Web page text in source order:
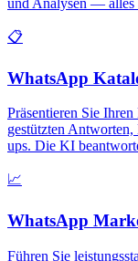
und Analysen — alles
📋
WhatsApp
Präsentieren Sie
gestützten
ups. Die KI
📈
WhatsApp
Führen Sie